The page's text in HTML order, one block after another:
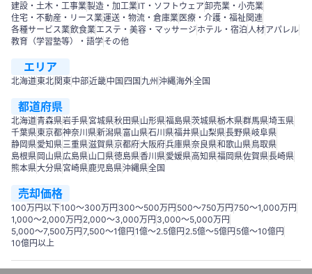
建設・土木・工事業製造・加工業IT・ソフトウェア卸売業・小売業
住宅・不動産・リース業運送・物流・倉庫業 医療・介護・福祉関連
各種サービス業飲食業エステ・美容・マッサージ ホテル・宿泊人材アパレル
教育（学習塾等）・語学その他
エリア
北海道東北 関東中部近畿中国 四国 九州 沖縄海外全国
都道府県
北海道青森県岩手県宮城県秋田県山形県福島県茨城県栃木県群馬県埼玉県
千葉県東京都神奈川県新潟県富山県石川県福井県山梨県長野県岐阜県
静岡県愛知県三重県滋賀県京都府大阪府兵庫県奈良県和歌山県鳥取県
島根県 岡山県広島県山口県徳島県香川県愛媛県高知県福岡県佐賀県長崎県
熊本県大分県宮崎県鹿児島県沖縄県全国
売却価格
100万円以下100〜300万円 300〜500万円 500～750万円 750〜1,000万円
1,000～2,000万円 2,000～3,000万円 3,000～5,000万円
5,000～7,500万円 7,500～1億円 1億～2.5億円 2.5億～5億円 5億～10億円
10億円以上